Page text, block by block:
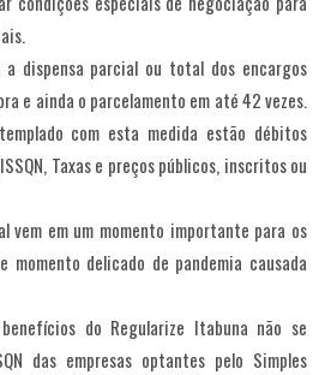
dispensa parcial ou total dos encargos
e ainda o parcelamento em até 42 vezes.
com esta medida estão débitos
Taxas e preços públicos, inscritos ou
vem em um momento importante para os
momento delicado de pandemia causada
do Regularize Itabuna não se
das empresas optantes pelo Simples